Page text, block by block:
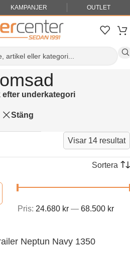
KAMPANJER OUTLET
efter underkategori
Stäng
Visar 14 resultat
Pris: 24.680 kr — 68.500 kr
Neptun Navy 1350